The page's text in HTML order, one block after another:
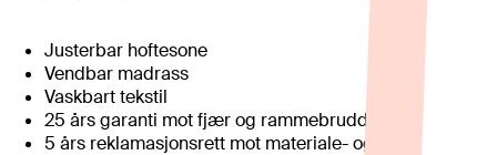
Justerbar hoftesone
Vendbar madrass
Vaskbart tekstil
25 års garanti mot fjær og rammebrudd
5 års reklamasjonsrett mot materiale- og